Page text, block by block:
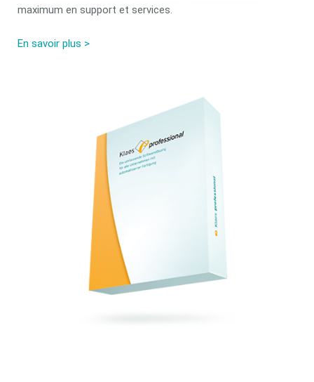
maximum en support et services.
En savoir plus >